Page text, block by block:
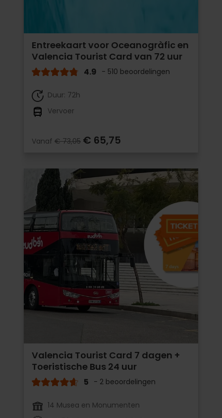
Entreekaart voor Oceanogràfic en
Valencia Tourist Card van 72 uur
4.9 - 510 beoordelingen
Duur: 72h
Vervoer
Vanaf € 73,05 € 65,75
Valencia Tourist Card 7 dagen +
Toeristische Bus 24 uur
5 - 2 beoordelingen
14 Musea en Monumenten